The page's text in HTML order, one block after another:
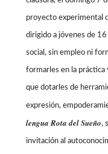
proyecto experimental
dirigido a jóvenes de
social, sin empleo ni
formarles en la práctica
que dotarles de
expresión,
lengua Rota del Sueño,
invitación al